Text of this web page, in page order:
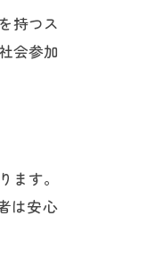
持つス
会参加
す。
は安心